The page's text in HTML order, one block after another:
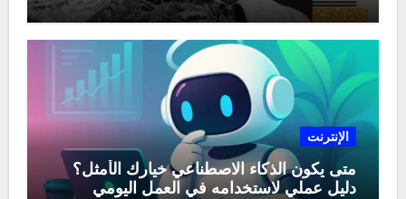
الإنترنت
متى يكون الذكاء الاصطناعي خيارك الأمثل؟
دليل عملي لاستخدامه في العمل اليومي